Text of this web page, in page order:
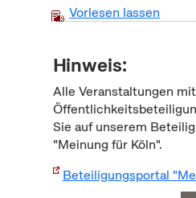
Vorlesen lassen
Hinweis:
Alle Veranstaltungen
Sie auf unserem
"Meinung für Köln".
Beteiligungsportal